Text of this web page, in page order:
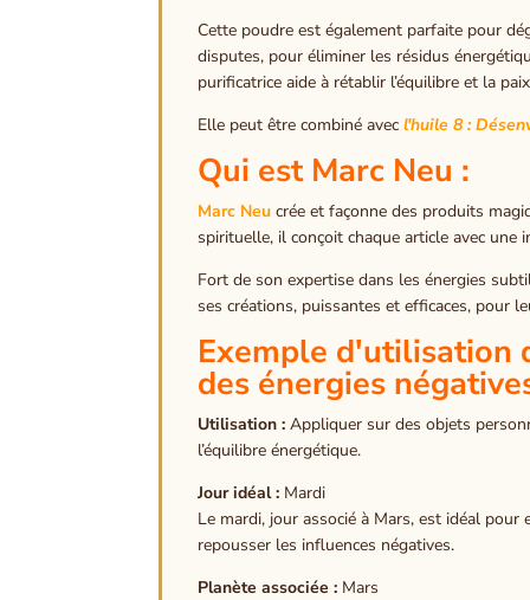
Cette poudre est également parfaite pour
disputes, pour éliminer les résidus
purificatrice aide à rétablir l’équilibre et la
Elle peut être combiné avec l'huile 8 :
Qui est Marc Neu :
Marc Neu crée et façonne des produits
spirituelle, il conçoit chaque article avec une
Fort de son expertise dans les énergies
ses créations, puissantes et efficaces, pour
Exemple d'utilisation
des énergies
Utilisation : Appliquer sur des objets
l’équilibre énergétique.
Jour idéal : Mardi
Le mardi, jour associé à Mars, est idéal
repousser les influences négatives.
Planète associée : Mars